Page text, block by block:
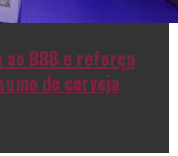
BBB e reforça
de cerveja